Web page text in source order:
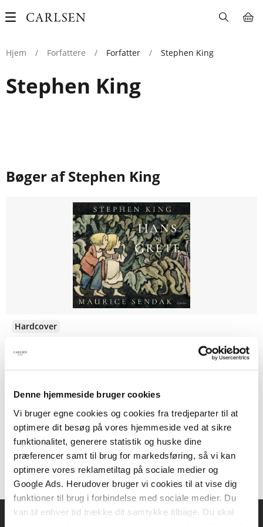
Denne hjemmeside bruger cookies
Vi bruger egne cookies og cookies fra tredjeparter til at
optimere dit besøg på vores hjemmeside ved at sikre
funktionalitet, generere statistik og huske dine
præferencer samt til brug for markedsføring, så vi kan
optimere vores reklametiltag på sociale medier og
Google Ads. Herudover bruger vi cookies til at vise dig
funktioner til brug i forbindelse med sociale medier. Du
kan til enhver tid trække dit samtykke tilbage. Du skal
Main
Hjem
/ Forfattere / Forfatter / Stephen King
Stephen King
Bøger af Stephen King
Hardcover
129,95 KR.